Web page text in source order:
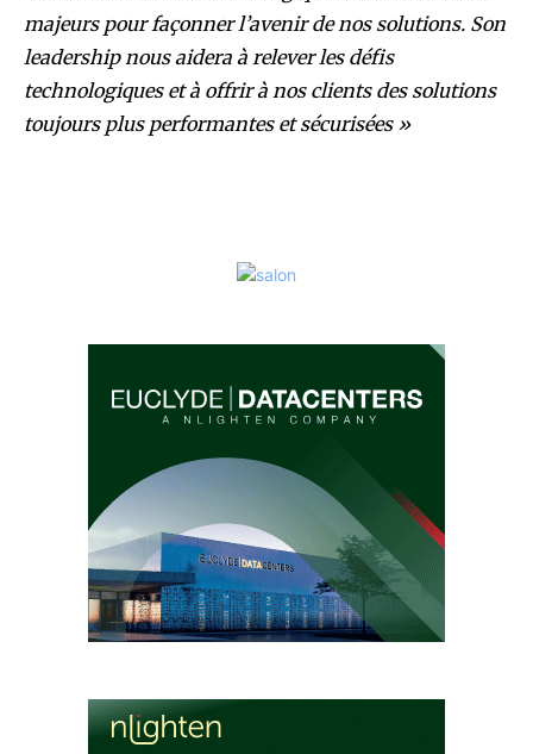
majeurs pour façonner l’avenir de nos solutions. Son
leadership nous aidera à relever les défis
technologiques et à offrir à nos clients des solutions
toujours plus performantes et sécurisées »